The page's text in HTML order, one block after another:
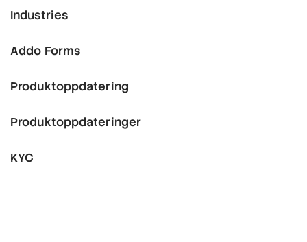
Industries
Addo Forms
Produktoppdatering
Produktoppdateringer
KYC